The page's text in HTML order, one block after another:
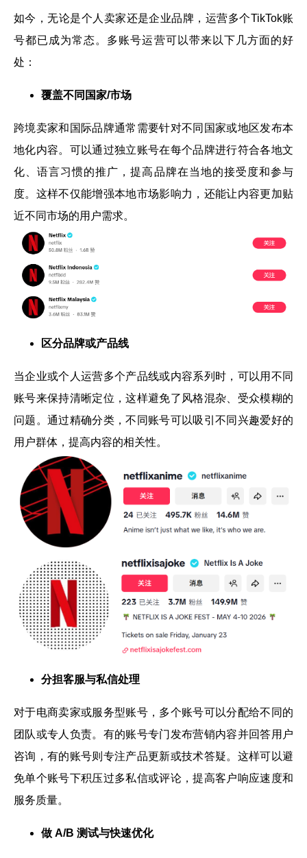
如今，无论是个人卖家还是企业品牌，运营多个TikTok账
号都已成为常态。多账号运营可以带来以下几方面的好
处：
覆盖不同国家/市场
跨境卖家和国际品牌通常需要针对不同国家或地区发布本
地化内容。可以通过独立账号在每个品牌进行符合各地文
化、语言习惯的推广，提高品牌在当地的接受度和参与
度。这样不仅能增强本地市场影响力，还能让内容更加贴
近不同市场的用户需求。
区分品牌或产品线
当企业或个人运营多个产品线或内容系列时，可以用不同
账号来保持清晰定位，这样避免了风格混杂、受众模糊的
问题。通过精确分类，不同账号可以吸引不同兴趣爱好的
用户群体，提高内容的相关性。
分担客服与私信处理
对于电商卖家或服务型账号，多个账号可以分配给不同的
团队或专人负责。有的账号专门发布营销内容并回答用户
咨询，有的账号则专注产品更新或技术答疑。这样可以避
免单个账号下积压过多私信或评论，提高客户响应速度和
服务质量。
做 A/B 测试与快速优化